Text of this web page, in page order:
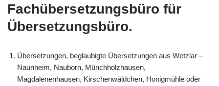
Fachübersetzungsbüro für
Übersetzungsbüro.
Übersetzungen, beglaubigte Übersetzungen aus Wetzlar –
Naunheim, Nauborn, Münchholzhausen,
Magdalenenhausen, Kirschenwäldchen, Honigmühle oder